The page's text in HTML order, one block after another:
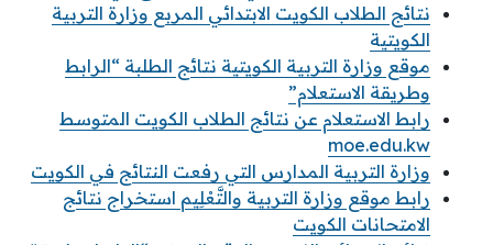
نتائج الطلاب الكويت الابتدائي المربع وزارة التربية
الكويتية
موقع وزارة التربية الكويتية نتائج الطلبة “الرابط
وطريقة الاستعلام”
رابط الاستعلام عن نتائج الطلاب الكويت المتوسط
moe.edu.kw
وزارة التربية المدارس التي رفعت النتائج في الكويت
رابط موقع وزارة التربية والتَّعْلِيم استخراج نتائج
الامتحانات الكويت